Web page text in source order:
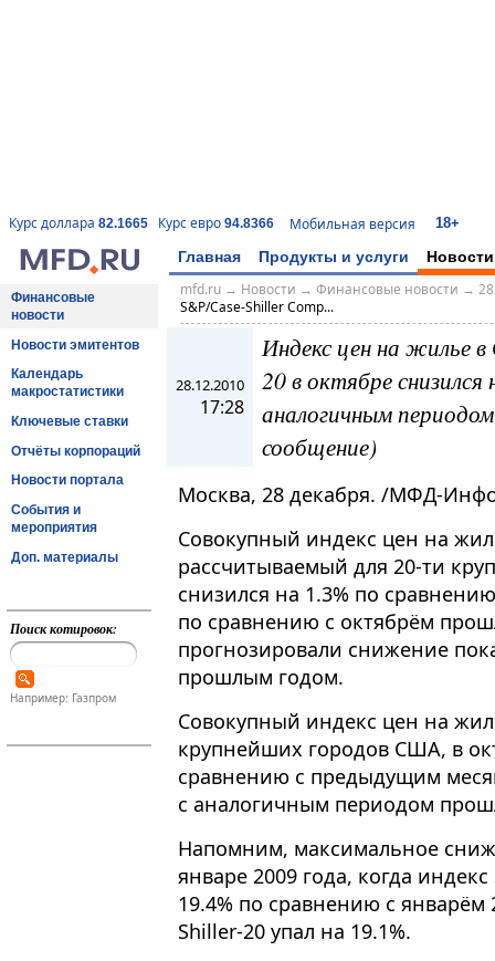
Курс доллара 82.1665 Курс евро 94.8366 Мобильная версия 18+
Главная Продукты и услуги Новости
Финансовые
новости
Новости эмитентов
Календарь
макростатистики
Ключевые ставки
Отчёты корпораций
Новости портала
События и
мероприятия
Доп. материалы
Поиск котировок:
Например: Газпром
mfd.ru→ Новости → Финансовые новости →
S&P/Case-Shiller Comp...
28.12.2010
17:28
Индекс цен на жилье
20 в октябре
аналогичным
сообщение)
Москва, 28 декабря. /МФД-
Совокупный индекс цен на
рассчитываемый для 20-ти
снизился на 1.3% по
по сравнению с октябрём
прогнозировали снижение
прошлым годом.
Совокупный индекс цен на
крупнейших городов США, в
сравнению с предыдущим
с аналогичным периодом
Напомним, максимальное
январе 2009 года, когда
19.4% по сравнению с январём
Shiller-20 упал на 19.1%.